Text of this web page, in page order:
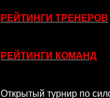
РЕЙТИНГИ ТРЕНЕРОВ
РЕЙТИНГИ КОМАНД
Открытый турнир по